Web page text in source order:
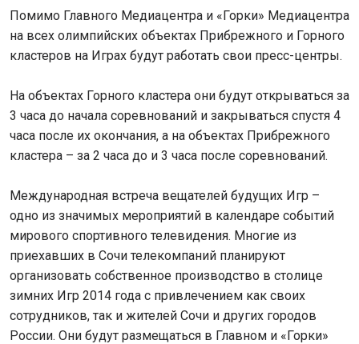
Помимо Главного Медиацентра и «Горки» Медиацентра
на всех олимпийских объектах Прибрежного и Горного
кластеров на Играх будут работать свои пресс-центры.
На объектах Горного кластера они будут открываться за
3 часа до начала соревнований и закрываться спустя 4
часа после их окончания, а на объектах Прибрежного
кластера – за 2 часа до и 3 часа после соревнований.
Международная встреча вещателей будущих Игр –
одно из значимых мероприятий в календаре событий
мирового спортивного телевидения. Многие из
приехавших в Сочи телекомпаний планируют
организовать собственное производство в столице
зимних Игр 2014 года с привлечением как своих
сотрудников, так и жителей Сочи и других городов
России. Они будут размещаться в Главном и «Горки»